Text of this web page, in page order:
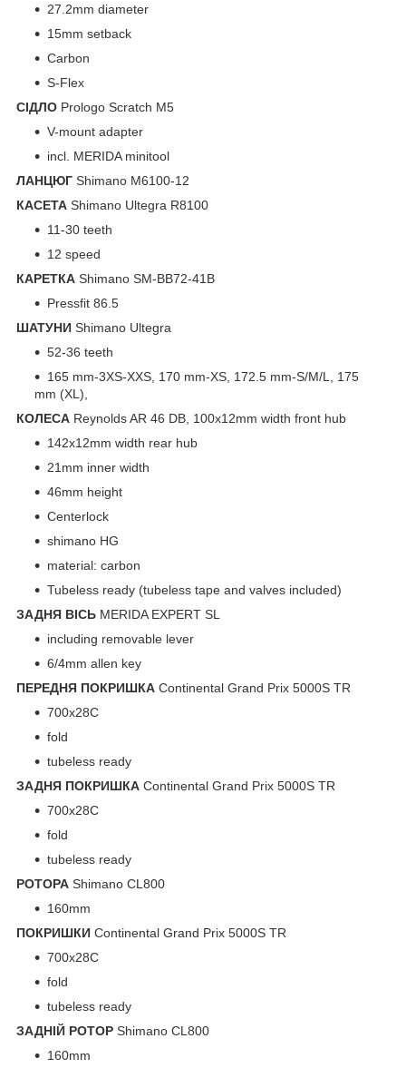
27.2mm diameter
15mm setback
Carbon
S-Flex
СІДЛО Prologo Scratch M5
V-mount adapter
incl. MERIDA minitool
ЛАНЦЮГ Shimano M6100-12
КАСЕТА Shimano Ultegra R8100
11-30 teeth
12 speed
КАРЕТКА Shimano SM-BB72-41B
Pressfit 86.5
ШАТУНИ Shimano Ultegra
52-36 teeth
165 mm-3XS-XXS, 170 mm-XS, 172.5 mm-S/M/L, 175
mm (XL),
КОЛЕСА Reynolds AR 46 DB, 100x12mm width front hub
142x12mm width rear hub
21mm inner width
46mm height
Centerlock
shimano HG
material: carbon
Tubeless ready (tubeless tape and valves included)
ЗАДНЯ ВІСЬ MERIDA EXPERT SL
including removable lever
6/4mm allen key
ПЕРЕДНЯ ПОКРИШКА Continental Grand Prix 5000S TR
700x28C
fold
tubeless ready
ЗАДНЯ ПОКРИШКА Continental Grand Prix 5000S TR
700x28C
fold
tubeless ready
РОТОРА Shimano CL800
160mm
ПОКРИШКИ Continental Grand Prix 5000S TR
700x28C
fold
tubeless ready
ЗАДНІЙ РОТОР Shimano CL800
160mm